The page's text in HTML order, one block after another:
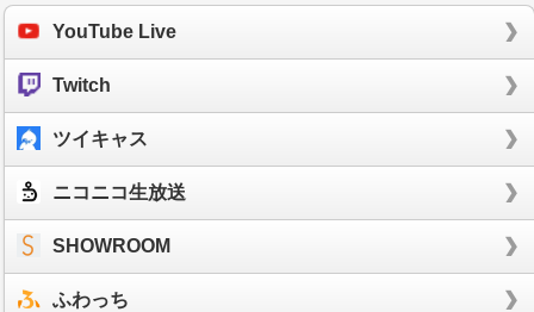
YouTube Live
Twitch
ツイキャス
ニコニコ生放送
SHOWROOM
ふわっち